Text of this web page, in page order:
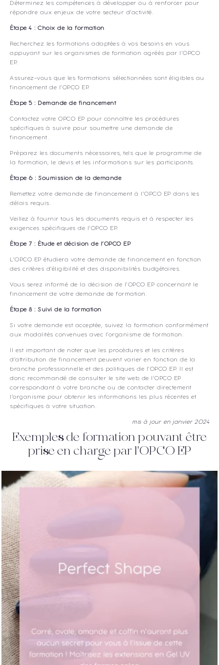
Déterminez les compétences à développer ou à renforcer pour
répondre aux enjeux de votre secteur d’activité.
Étape 4 : Choix de la formation
Recherchez les formations adaptées à vos besoins en vous
appuyant sur les organismes de formation agréés par l’OPCO
EP.
Assurez-vous que les formations sélectionnées sont éligibles au
financement de l’OPCO EP.
Étape 5 : Demande de financement
Contactez votre OPCO EP pour connaître les procédures
spécifiques à suivre pour soumettre une demande de
financement.
Préparez les documents nécessaires, tels que le programme de
la formation, le devis et les informations sur les participants.
Étape 6 : Soumission de la demande
Remettez votre demande de financement à l’OPCO EP dans les
délais requis.
Veillez à fournir tous les documents requis et à respecter les
exigences spécifiques de l’OPCO EP.
Étape 7 : Étude et décision de l’OPCO EP
L’OPCO EP étudiera votre demande de financement en fonction
des critères d’éligibilité et des disponibilités budgétaires.
Vous serez informé de la décision de l’OPCO EP concernant le
financement de votre demande de formation.
Étape 8 : Suivi de la formation
Si votre demande est acceptée, suivez la formation conformément
aux modalités convenues avec l’organisme de formation.
Il est important de noter que les procédures et les critères
d’attribution de financement peuvent varier en fonction de la
branche professionnelle et des politiques de l’OPCO EP. Il est
donc recommandé de consulter le site web de l’OPCO EP
correspondant à votre branche ou de contacter directement
l’organisme pour obtenir les informations les plus récentes et
spécifiques à votre situation.
mis à jour en janvier 2024
Exemples de formation pouvant être
prise en charge par l'OPCO EP